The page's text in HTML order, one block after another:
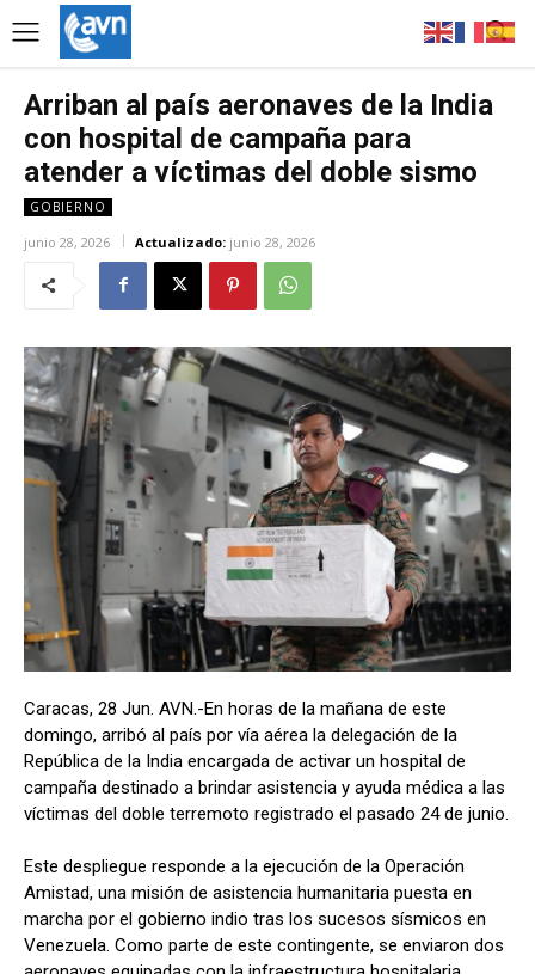
Arriban al país aeronaves de la India
con hospital de campaña para
atender a víctimas del doble sismo
GOBIERNO
junio 28, 2026 Actualizado: junio 28, 2026
Caracas, 28 Jun. AVN.-En horas de la mañana de este
domingo, arribó al país por vía aérea la delegación de la
República de la India encargada de activar un hospital de
campaña destinado a brindar asistencia y ayuda médica a las
víctimas del doble terremoto registrado el pasado 24 de junio.
Este despliegue responde a la ejecución de la Operación
Amistad, una misión de asistencia humanitaria puesta en
marcha por el gobierno indio tras los sucesos sísmicos en
Venezuela. Como parte de este contingente, se enviaron dos